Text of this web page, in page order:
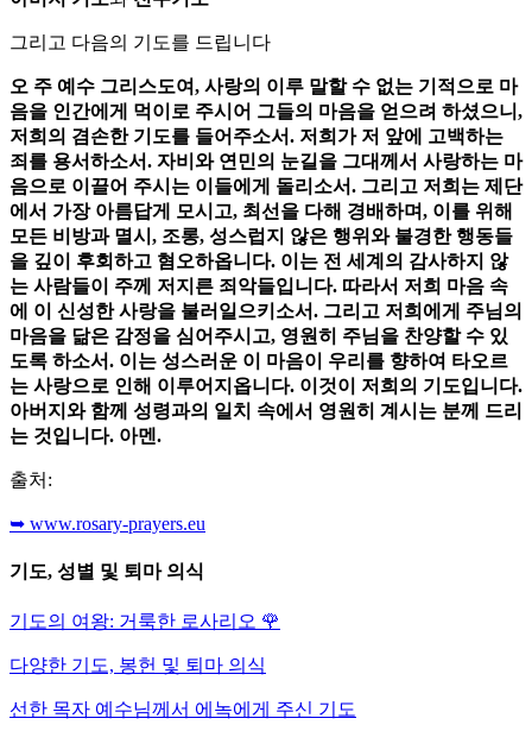
그리고 다음의 기도를 드립니다
오 주 예수 그리스도여, 사랑의 이루 말할 수 없는 기적으로 마
음을 인간에게 먹이로 주시어 그들의 마음을 얻으려 하셨으니,
저희의 겸손한 기도를 들어주소서. 저희가 저 앞에 고백하는
죄를 용서하소서. 자비와 연민의 눈길을 그대께서 사랑하는 마
음으로 이끌어 주시는 이들에게 돌리소서. 그리고 저희는 제단
에서 가장 아름답게 모시고, 최선을 다해 경배하며, 이를 위해
모든 비방과 멸시, 조롱, 성스럽지 않은 행위와 불경한 행동들
을 깊이 후회하고 혐오하옵니다. 이는 전 세계의 감사하지 않
는 사람들이 주께 저지른 죄악들입니다. 따라서 저희 마음 속
에 이 신성한 사랑을 불러일으키소서. 그리고 저희에게 주님의
마음을 닮은 감정을 심어주시고, 영원히 주님을 찬양할 수 있
도록 하소서. 이는 성스러운 이 마음이 우리를 향하여 타오르
는 사랑으로 인해 이루어지옵니다. 이것이 저희의 기도입니다.
아버지와 함께 성령과의 일치 속에서 영원히 계시는 분께 드리
는 것입니다. 아멘.
출처:
➥ www.rosary-prayers.eu
기도, 성별 및 퇴마 의식
기도의 여왕: 거룩한 로사리오 🌹
다양한 기도, 봉헌 및 퇴마 의식
선한 목자 예수님께서 에녹에게 주신 기도